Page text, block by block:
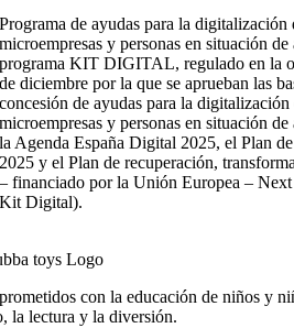
Programa de ayudas para la digitalización
microempresas y personas en situación
programa KIT DIGITAL, regulado en la
de diciembre por la que se aprueban las
concesión de ayudas para la digitalización
microempresas y personas en situación
la Agenda España Digital 2025, el Plan
2025 y el Plan de recuperación,
– financiado por la Unión Europea –
Kit Digital).
con la educación de niños y
la lectura y la diversión.